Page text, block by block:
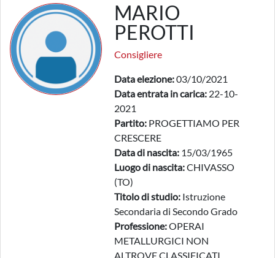
MARIO
PEROTTI
Consigliere
Data elezione:03/10/2021
Data entrata in carica: 22-10-
2021
Partito: PROGETTIAMO PER
CRESCERE
Data di nascita: 15/03/1965
Luogo di nascita:CHIVASSO
(TO)
Titolo di studio: Istruzione
Secondaria di Secondo Grado
Professione:OPERAI
METALLURGICI NON
ALTROVE CLASSIFICATI